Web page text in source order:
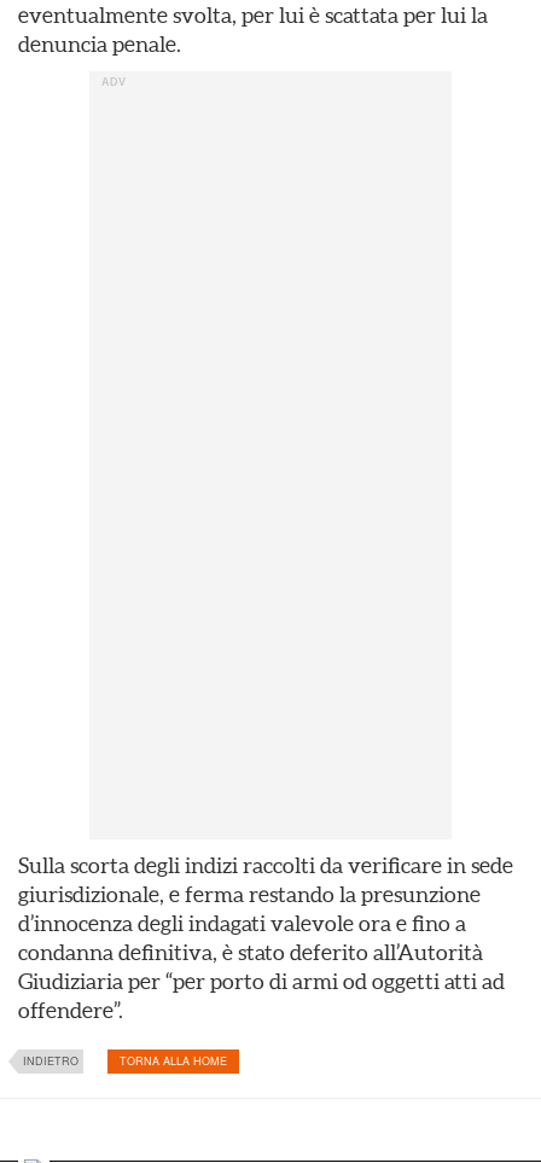
eventualmente svolta, per lui è scattata per lui la
denuncia penale.
Sulla scorta degli indizi raccolti da verificare in sede
giurisdizionale, e ferma restando la presunzione
d’innocenza degli indagati valevole ora e fino a
condanna definitiva, è stato deferito all’Autorità
Giudiziaria per “per porto di armi od oggetti atti ad
offendere”.
INDIETRO TORNA ALLA HOME